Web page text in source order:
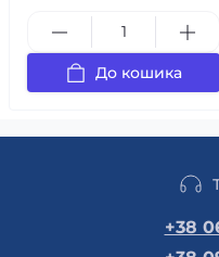
До кошика
+38